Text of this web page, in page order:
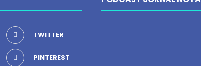
TWITTER
PINTEREST